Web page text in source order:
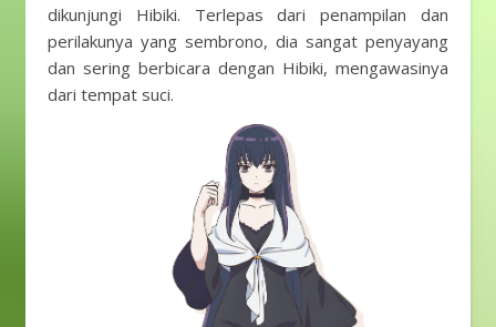
dikunjungi Hibiki. Terlepas dari penampilan dan
perilakunya yang sembrono, dia sangat penyayang
dan sering berbicara dengan Hibiki, mengawasinya
dari tempat suci.